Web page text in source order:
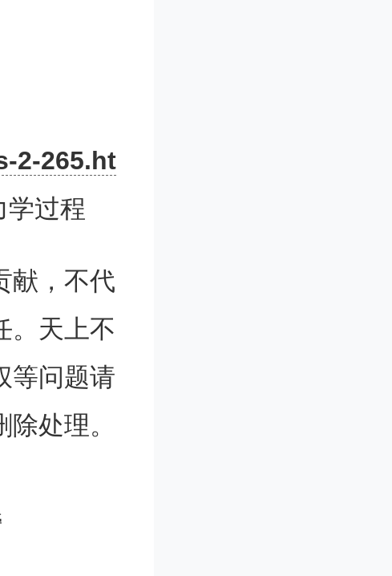
和爆发。
度较低、
首席科学
测的视角
阳侧面勾
2-265.ht
学过程
献，不代
。天上不
等问题请
处理。